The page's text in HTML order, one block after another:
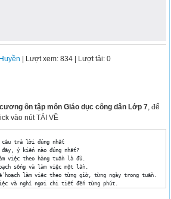
| Lượt xem: 834 | Lượt tải: 0
ôn tập môn Giáo dục công dân Lớp 7 , để
vào nút TẢI VỀ
câu trả lời đúng nhất
ý kiến nào đúng nhất?
việc theo hàng tuần là đủ.
sống và làm việc một lần.
hoạch làm việc theo từng giờ, từng ngày trong tuần.
và nghỉ ngơi chi tiết đến từng phút.